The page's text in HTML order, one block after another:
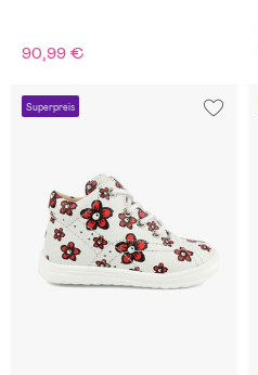
90,99 €
Superpreis